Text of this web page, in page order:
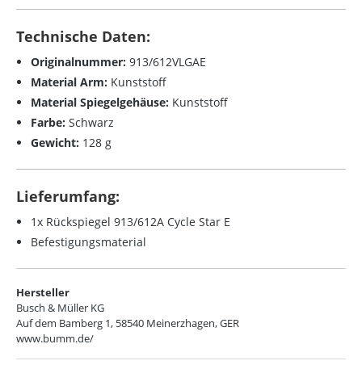
Technische Daten:
Originalnummer: 913/612VLGAE
Material Arm: Kunststoff
Material Spiegelgehäuse: Kunststoff
Farbe: Schwarz
Gewicht: 128 g
Lieferumfang:
1x Rückspiegel 913/612A Cycle Star E
Befestigungsmaterial
Hersteller
Busch & Müller KG
Auf dem Bamberg 1, 58540 Meinerzhagen, GER
www.bumm.de/